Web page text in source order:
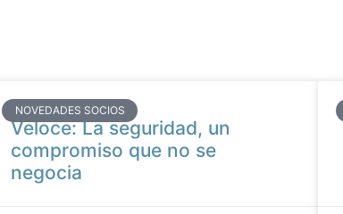
NOVEDADES SOCIOS
Veloce: La seguridad, un
compromiso que no se
negocia